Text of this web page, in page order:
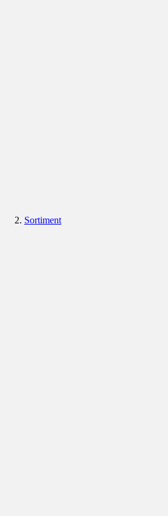
Sortiment